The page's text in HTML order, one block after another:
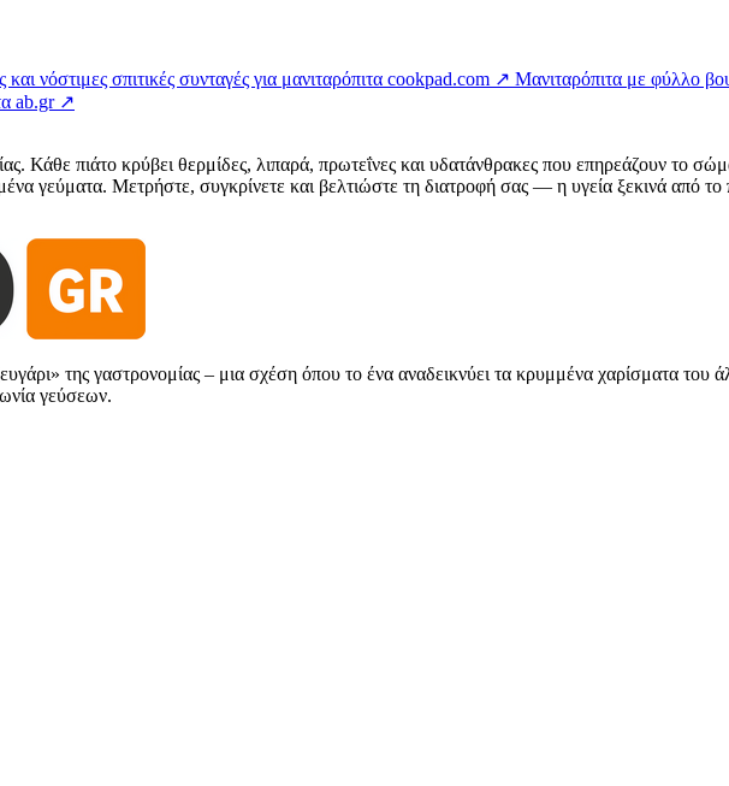
νόστιμες σπιτικές συνταγές για μανιταρόπιτα cookpad.com ↗ Μανιταρόπιτα με φύλλο
ab.gr ↗
Κάθε πιάτο κρύβει θερμίδες, λιπαρά, πρωτεΐνες και υδατάνθρακες που επηρεάζουν το
γεύματα. Μετρήστε, συγκρίνετε και βελτιώστε τη διατροφή σας — η υγεία ξεκινά από το
της γαστρονομίας – μια σχέση όπου το ένα αναδεικνύει τα κρυμμένα χαρίσματα
γεύσεων.